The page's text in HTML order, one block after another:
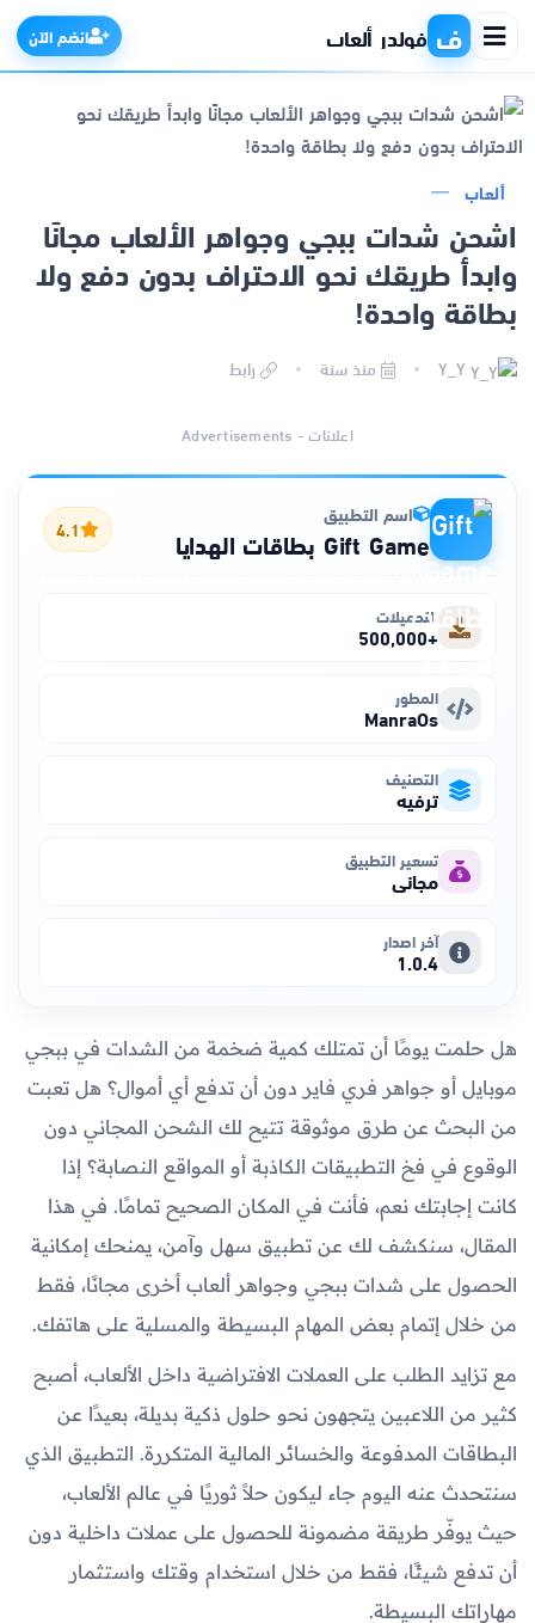
ف فولدر ألعاب انضم الآن
الرئيسية
التطبيقات
الألعاب
مواقع
ألعاب
اشحن شدات ببجي وجواهر الألعاب مجانًا
وابدأ طريقك نحو الاحتراف بدون دفع ولا
بطاقة واحدة!
منذ سنة رابط
اعلانات - Advertisements
اسم التطبيق
Gift Game بطاقات الهدايا 4.1
التحميلات
+500,000
المطور
ManraOs
التصنيف
ترفيه
تسعير التطبيق
مجاني
آخر اصدار
1.0.4
هل حلمت يومًا أن تمتلك كمية ضخمة من الشدات في ببجي
موبايل أو جواهر فري فاير دون أن تدفع أي أموال؟ هل تعبت
من البحث عن طرق موثوقة تتيح لك الشحن المجاني دون
الوقوع في فخ التطبيقات الكاذبة أو المواقع النصابة؟ إذا
كانت إجابتك نعم، فأنت في المكان الصحيح تمامًا. في هذا
المقال، سنكشف لك عن تطبيق سهل وآمن، يمنحك إمكانية
الحصول على شدات ببجي وجواهر ألعاب أخرى مجانًا، فقط
من خلال إتمام بعض المهام البسيطة والمسلية على هاتفك.
مع تزايد الطلب على العملات الافتراضية داخل الألعاب، أصبح
كثير من اللاعبين يتجهون نحو حلول ذكية بديلة، بعيدًا عن
البطاقات المدفوعة والخسائر المالية المتكررة. التطبيق الذي
سنتحدث عنه اليوم جاء ليكون حلاً ثوريًا في عالم الألعاب،
حيث يوفّر طريقة مضمونة للحصول على عملات داخلية دون
أن تدفع شيئًا، فقط من خلال استخدام وقتك واستثمار
مهاراتك البسيطة.